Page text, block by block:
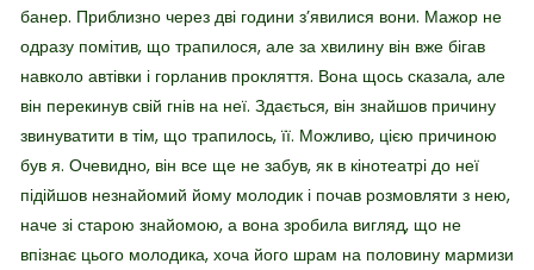
банер. Приблизно через дві години з’явилися вони. Мажор не
одразу помітив, що трапилося, але за хвилину він вже бігав
навколо автівки і горланив прокляття. Вона щось сказала, але
він перекинув свій гнів на неї. Здається, він знайшов причину
звинуватити в тім, що трапилось, її. Можливо, цією причиною
був я. Очевидно, він все ще не забув, як в кінотеатрі до неї
підійшов незнайомий йому молодик і почав розмовляти з нею,
наче зі старою знайомою, а вона зробила вигляд, що не
впізнає цього молодика, хоча його шрам на половину мармизи